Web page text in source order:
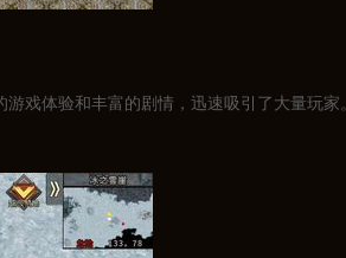
戏体验和丰富的剧情，迅速吸引了大量玩家